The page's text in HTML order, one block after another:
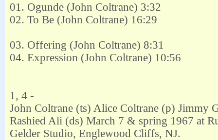
01. Ogunde (John Coltrane) 3:32
02. To Be (John Coltrane) 16:29
03. Offering (John Coltrane) 8:31
04. Expression (John Coltrane) 10:56
1, 4 -
John Coltrane (ts) Alice Coltrane (p) Jimmy
Rashied Ali (ds) March 7 & spring 1967 at
Gelder Studio, Englewood Cliffs, NJ.